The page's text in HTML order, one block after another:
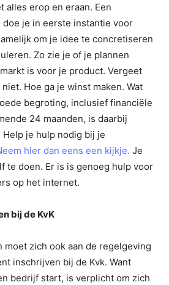
alles erop en eraan. Een
je in eerste instantie voor
om je idee te concretiseren
Zo zie je of je plannen
is voor je product. Vergeet
Hoe ga je winst maken. Wat
begroting, inclusief financiële
24 maanden, is daarbij
je hulp nodig bij je
hier dan eens een kijkje. Je
te doen. Er is is genoeg hulp voor
op het internet.
bij de KvK
moet zich ook aan de regelgeving
inschrijven bij de Kvk. Want
bedrijf start, is verplicht om zich